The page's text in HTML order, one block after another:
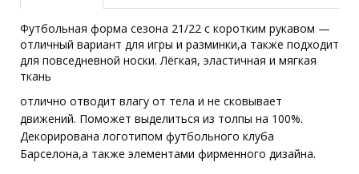
Футбольная форма сезона 21/22 с коротким рукавом —
отличный вариант для игры и разминки,а также подходит
для повседневной носки. Лёгкая, эластичная и мягкая
ткань
отлично отводит влагу от тела и не сковывает
движений. Поможет выделиться из толпы на 100%.
Декорирована логотипом футбольного клуба
Барселона,а также элементами фирменного дизайна.